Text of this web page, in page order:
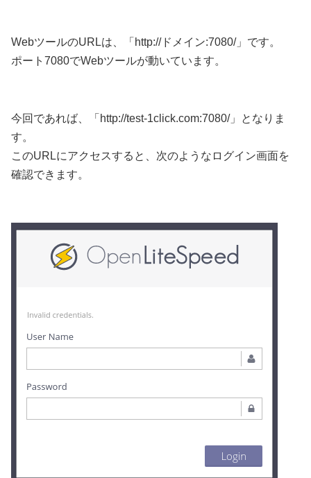
WebツールのURLは、「http://ドメイン:7080/」です。
ポート7080でWebツールが動いています。
今回であれば、「http://test-1click.com:7080/」となりま
す。
このURLにアクセスすると、次のようなログイン画面を
確認できます。